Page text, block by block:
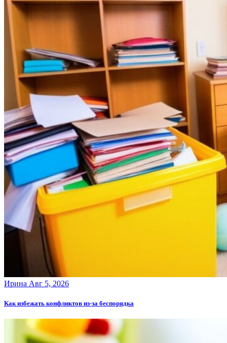
Ирина Авг 5, 2026
Как избежать конфликтов из-за беспорядка